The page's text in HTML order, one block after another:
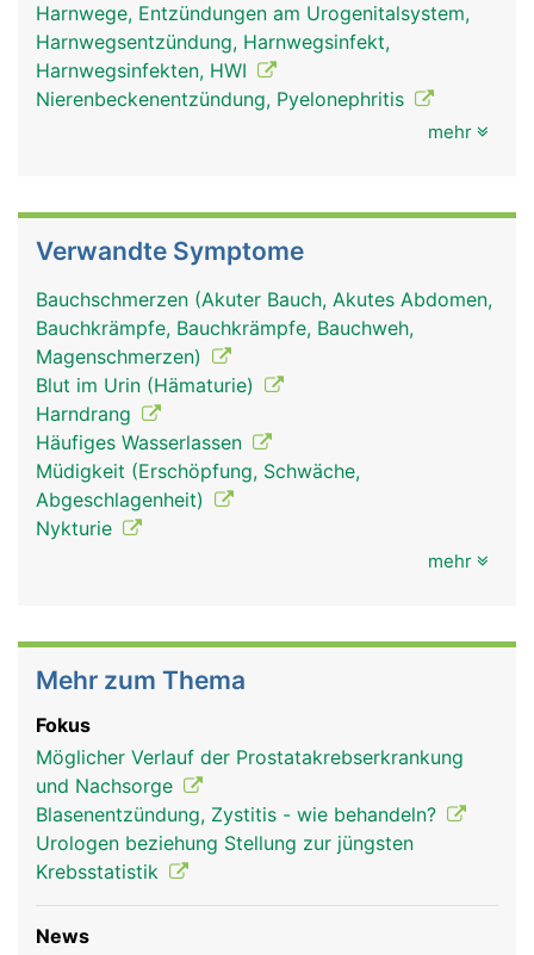
Harnwege, Entzündungen am Urogenitalsystem,
Harnwegsentzündung, Harnwegsinfekt,
Harnwegsinfekten, HWI
Nierenbeckenentzündung, Pyelonephritis
mehr
Verwandte Symptome
Bauchschmerzen (Akuter Bauch, Akutes Abdomen,
Bauchkrämpfe, Bauchkrämpfe, Bauchweh,
Magenschmerzen)
Blut im Urin (Hämaturie)
Harndrang
Häufiges Wasserlassen
Müdigkeit (Erschöpfung, Schwäche,
Abgeschlagenheit)
Nykturie
mehr
Mehr zum Thema
Fokus
Möglicher Verlauf der Prostatakrebserkrankung
und Nachsorge
Blasenentzündung, Zystitis - wie behandeln?
Urologen beziehung Stellung zur jüngsten
Krebsstatistik
News